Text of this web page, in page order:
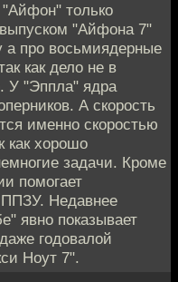
только
"Айфона 7"
а про восьмиядерные
как дело не в
У "Эппла" ядра
А скорость
именно скоростью
как хорошо
задачи. Кроме
помогает
ППЗУ. Недавнее
явно показывает
годовалой
Ноут 7".